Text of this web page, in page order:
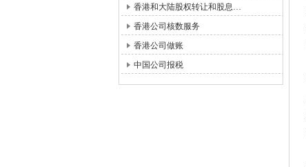
香港和大陆股权转让和股息…
香港公司核数服务
香港公司做账
中国公司报税